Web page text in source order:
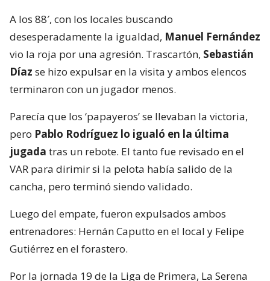
A los 88′, con los locales buscando
desesperadamente la igualdad, Manuel Fernández
vio la roja por una agresión. Trascartón, Sebastián
Díaz se hizo expulsar en la visita y ambos elencos
terminaron con un jugador menos.
Parecía que los ‘papayeros’ se llevaban la victoria,
pero Pablo Rodríguez lo igualó en la última
jugada tras un rebote. El tanto fue revisado en el
VAR para dirimir si la pelota había salido de la
cancha, pero terminó siendo validado.
Luego del empate, fueron expulsados ambos
entrenadores: Hernán Caputto en el local y Felipe
Gutiérrez en el forastero.
Por la jornada 19 de la Liga de Primera, La Serena